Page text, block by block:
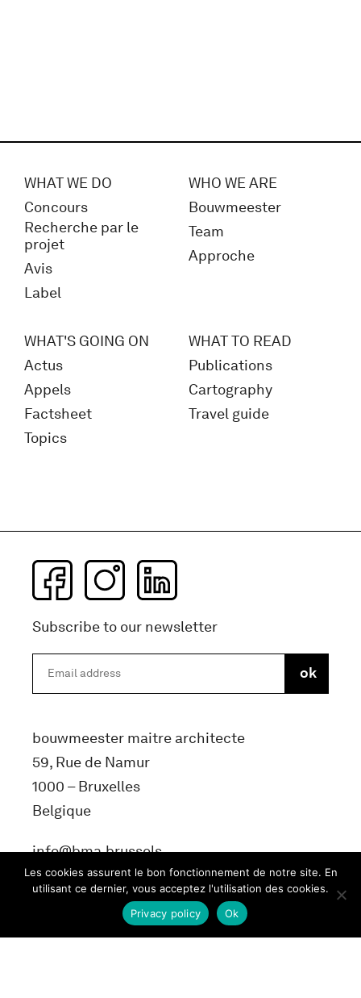
WHAT WE DO
Concours
Recherche par le
projet
Avis
Label
WHO WE ARE
Bouwmeester
Team
Approche
WHAT'S GOING ON
Actus
Appels
Factsheet
Topics
WHAT TO READ
Publications
Cartography
Travel guide
Subscribe to our newsletter
bouwmeester maitre architecte
59, Rue de Namur
1000 – Bruxelles
Belgique
info@bma.brussels
Les cookies assurent le bon fonctionnement de notre site. En
utilisant ce dernier, vous acceptez l'utilisation des cookies.
Ok
Privacy policy